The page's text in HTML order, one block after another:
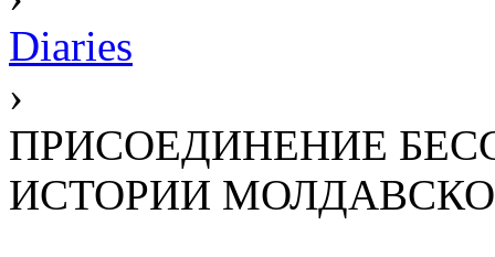
Diaries
›
ПРИСОЕДИНЕНИЕ
ИСТОРИИ